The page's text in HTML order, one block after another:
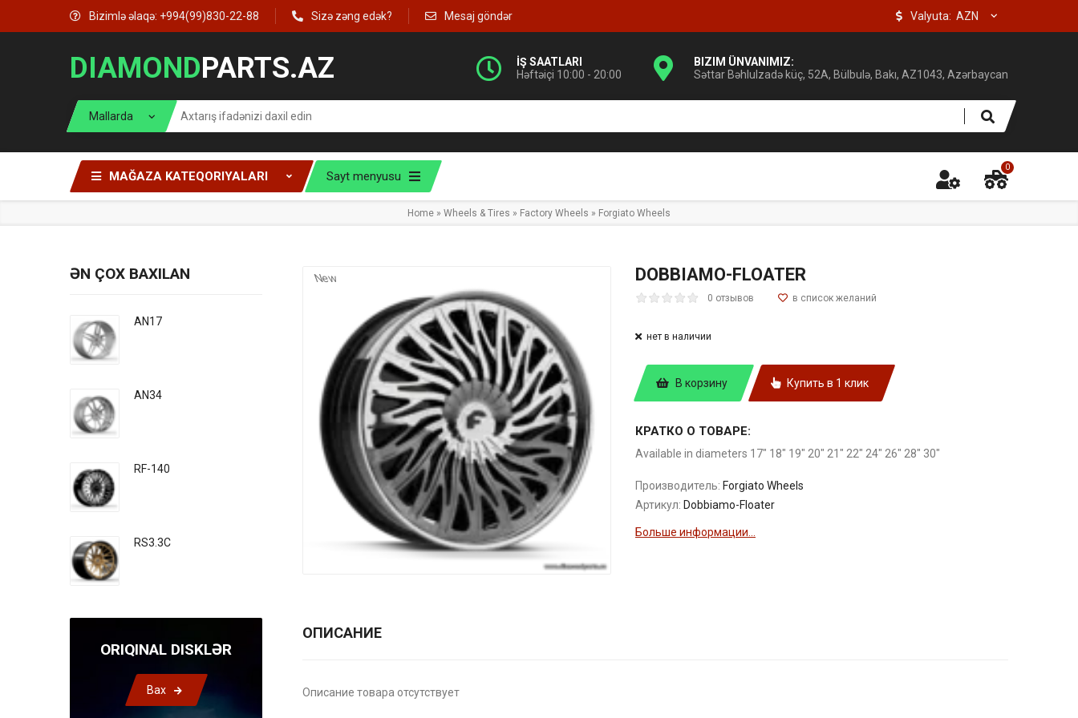
Bizimlə əlaqə: +994(99)830-22-88 Sizə zəng edək? Mesaj göndər Valyuta:
DIAMONDPARTS.AZ
İŞ SAATLARI
Həftəiçi 10:00 - 20:00
BIZIM ÜNVANIMIZ:
Səttar Bəhlulzadə küç, 52A, Bülbulə, Bakı, AZ1043, Azərbaycan
MAĞAZA KATEQORIYALARI Sayt menyusu
0
Home » Wheels & Tires » Factory Wheels » Forgiato Wheels
New DOBBIAMO-FLOATER
0 отзывов
нет в наличии
В корзину Купить в 1 клик
КРАТКО О ТОВАРЕ:
Available in diameters 17" 18" 19" 20" 21" 22" 24" 26" 28" 30"
Производитель: Forgiato Wheels
Артикул: Dobbiamo-Floater
Больше информации...
ОПИСАНИЕ
Описание товара отсутствует
ƏN ÇOX BAXILAN
AN17
AN34
RF-140
RS3.3C
ORIQINAL DISKLƏR
Bax